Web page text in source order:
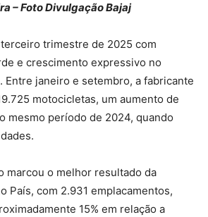
– Foto Divulgação Bajaj
trimestre de 2025 com
e crescimento expressivo no
Entre janeiro e setembro, a fabricante
motocicletas, um aumento de
mesmo período de 2024, quando
marcou o melhor resultado da
País, com 2.931 emplacamentos,
15% em relação a